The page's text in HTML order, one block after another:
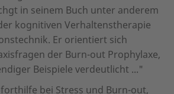
in seinem Buch unter anderem
kognitiven Verhaltenstherapie
Er orientiert sich
der Burn-out Prophylaxe,
Beispiele verdeutlicht ..."
bei Stress und Burn-out,